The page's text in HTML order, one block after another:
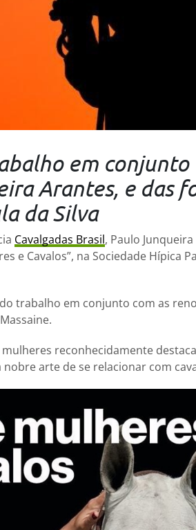
em conjunto
Arantes, e das
da Silva
Cavalgadas Brasil, Paulo
e Cavalos”, na Sociedade Hípica
trabalho em conjunto com as
reconhecidamente
arte de se relacionar com